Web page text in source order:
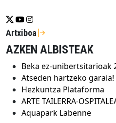
Se abrirá nueva ventana-
Se abrirá nueva ventana-
Se abrirá nueva
Artxiboa
AZKEN ALBISTEAK
Beka ez-unibertsitarioak
Atseden hartzeko garaia!
Hezkuntza Plataforma
ARTE TAILERRA-
Aquapark Labenne